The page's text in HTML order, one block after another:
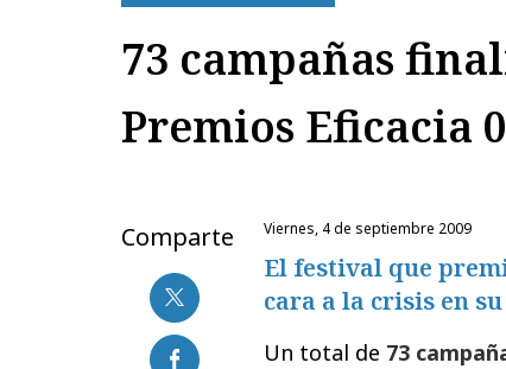
73 campañas
Premios Eficacia
Comparte viernes, 4 de septiembre 2009
El festival que
cara a la crisis en
Un total de 73